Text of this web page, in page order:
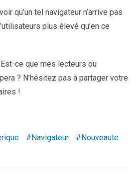
qu’un tel navigateur n’arrive pas
plus élevé qu’en ce
ce que mes lecteurs ou
? N’hésitez pas à partager votre
!
Navigateur
Nouveaute